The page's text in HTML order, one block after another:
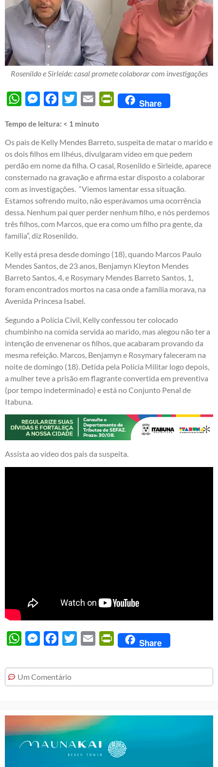
Rosenildo e Sirleide: casal promete colaborar com investigações
WhatsAppMessengerFacebook
Twitter Email PrintFriendly
Share
Tempo de leitura: < 1 minuto
Os pais de Kelly Mendes Barreto, suspeita de matar o marido e
os dois filhos em Ilhéus, divulgaram vídeo em que pedem
perdão em nome da filha. O casal, Rosenildo e Sirleide, aparece
consternado na gravação e afirma estar disposto a colaborar
com as investigações. “Viemos lamentar essa situação.
Estamos sofrendo muito, não esperávamos uma ocorrência
dessa. Nenhum pai quer perder nenhum filho, e nós perdemos
três filhos, com Marcos, que era como um filho pra gente, da
família”, diz Rosenildo.
Kelly está presa desde domingo (18), quando Marcos Paulo
Mendes Santos, de 23 anos, Benjamyn Kleyton Mendes
Barreto Santos, 4, e Rosymary Mendes Barreto Santos, 1,
foram encontrados mortos na casa onde a família morava, na
Avenida Princesa Isabel.
Segundo a Polícia Civil, Kelly confessou ter colocado
chumbinho na comida servida ao marido, mas alegou não ter a
intenção de envenenar os filhos, que acabaram provando da
mesma refeição. Marcos, Benjamyn e Rosymary faleceram na
noite de domingo (18). Detida pela Polícia Militar logo depois,
a mulher teve a prisão em flagrante convertida em preventiva
(por tempo indeterminado) e está no Conjunto Penal de
Itabuna.
Assista ao vídeo dos pais da suspeita.
WhatsAppMessengerFacebook
Twitter Email PrintFriendly
Share
Um Comentário